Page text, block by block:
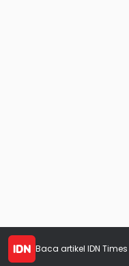
Baca artikel IDN Times